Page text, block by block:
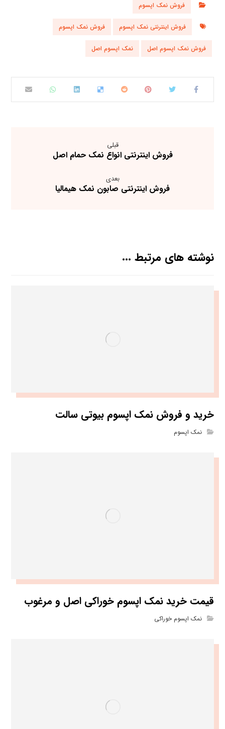
فروش نمک اپسوم
فروش اینترنتی نمک اپسوم فروش نمک اپسوم
فروش نمک اپسوم اصل نمک اپسوم اصل
قبلی
فروش اینترنتی انواع نمک حمام اصل
بعدی
فروش اینترنتی صابون نمک هیمالیا
نوشته های مرتبط ...
خرید و فروش نمک اپسوم بیوتی سالت
نمک اپسوم
قیمت خرید نمک اپسوم خوراکی اصل و مرغوب
نمک اپسوم خوراکی